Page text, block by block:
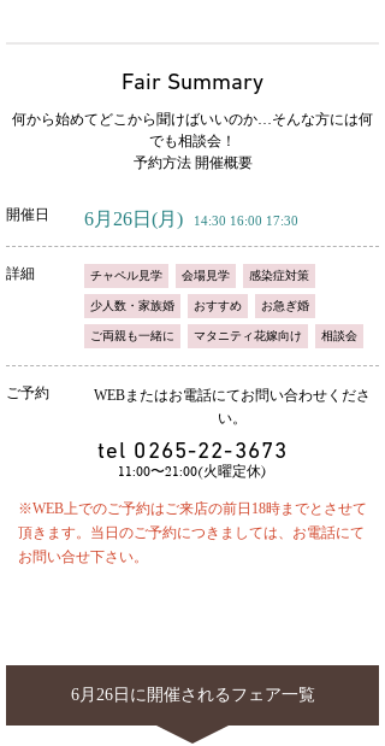
Fair Summary
何から始めてどこから聞けばいいのか…そんな方には何
でも相談会！
予約方法 開催概要
開催日 6月26日 (月) 14:30 16:00 17:30
詳細 チャペル見学 会場見学 感染症対策
少人数・家族婚 おすすめ お急ぎ婚
ご両親も一緒に マタニティ花嫁向け 相談会
ご予約
WEBまたはお電話にてお問い合わせくださ
い。
tel 0265-22-3673
11:00〜21:00(火曜定休)
※WEB上でのご予約はご来店の前日18時までとさせて
頂きます。当日のご予約につきましては、お電話にて
お問い合せ下さい。
6月26日に開催されるフェア一覧